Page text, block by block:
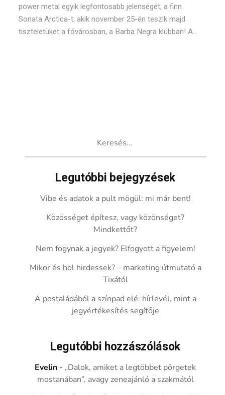
power metal egyik legfontosabb jelenségét, a finn
Sonata Arctica-t, akik november 25-én teszik majd
tiszteletüket a fővárosban, a Barba Negra klubban! A...
Legutóbbi bejegyzések
Vibe és adatok a pult mögül: mi már bent!
Közösséget építesz, vagy közönséget?
Mindkettőt?
Nem fogynak a jegyek? Elfogyott a figyelem!
Mikor és hol hirdessek? – marketing útmutató a
Tixától
A postaládából a színpad elé: hírlevél, mint a
jegyértékesítés segítője
Legutóbbi hozzászólások
Evelin - „Dalok, amiket a legtöbbet pörgetek
mostanában”, avagy zeneajánló a szakmától